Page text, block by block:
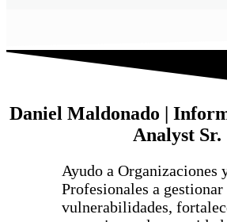
Daniel Maldonado |
Analyst Sr.
Ayudo a Organizaciones
Profesionales a gestionar
vulnerabilidades,